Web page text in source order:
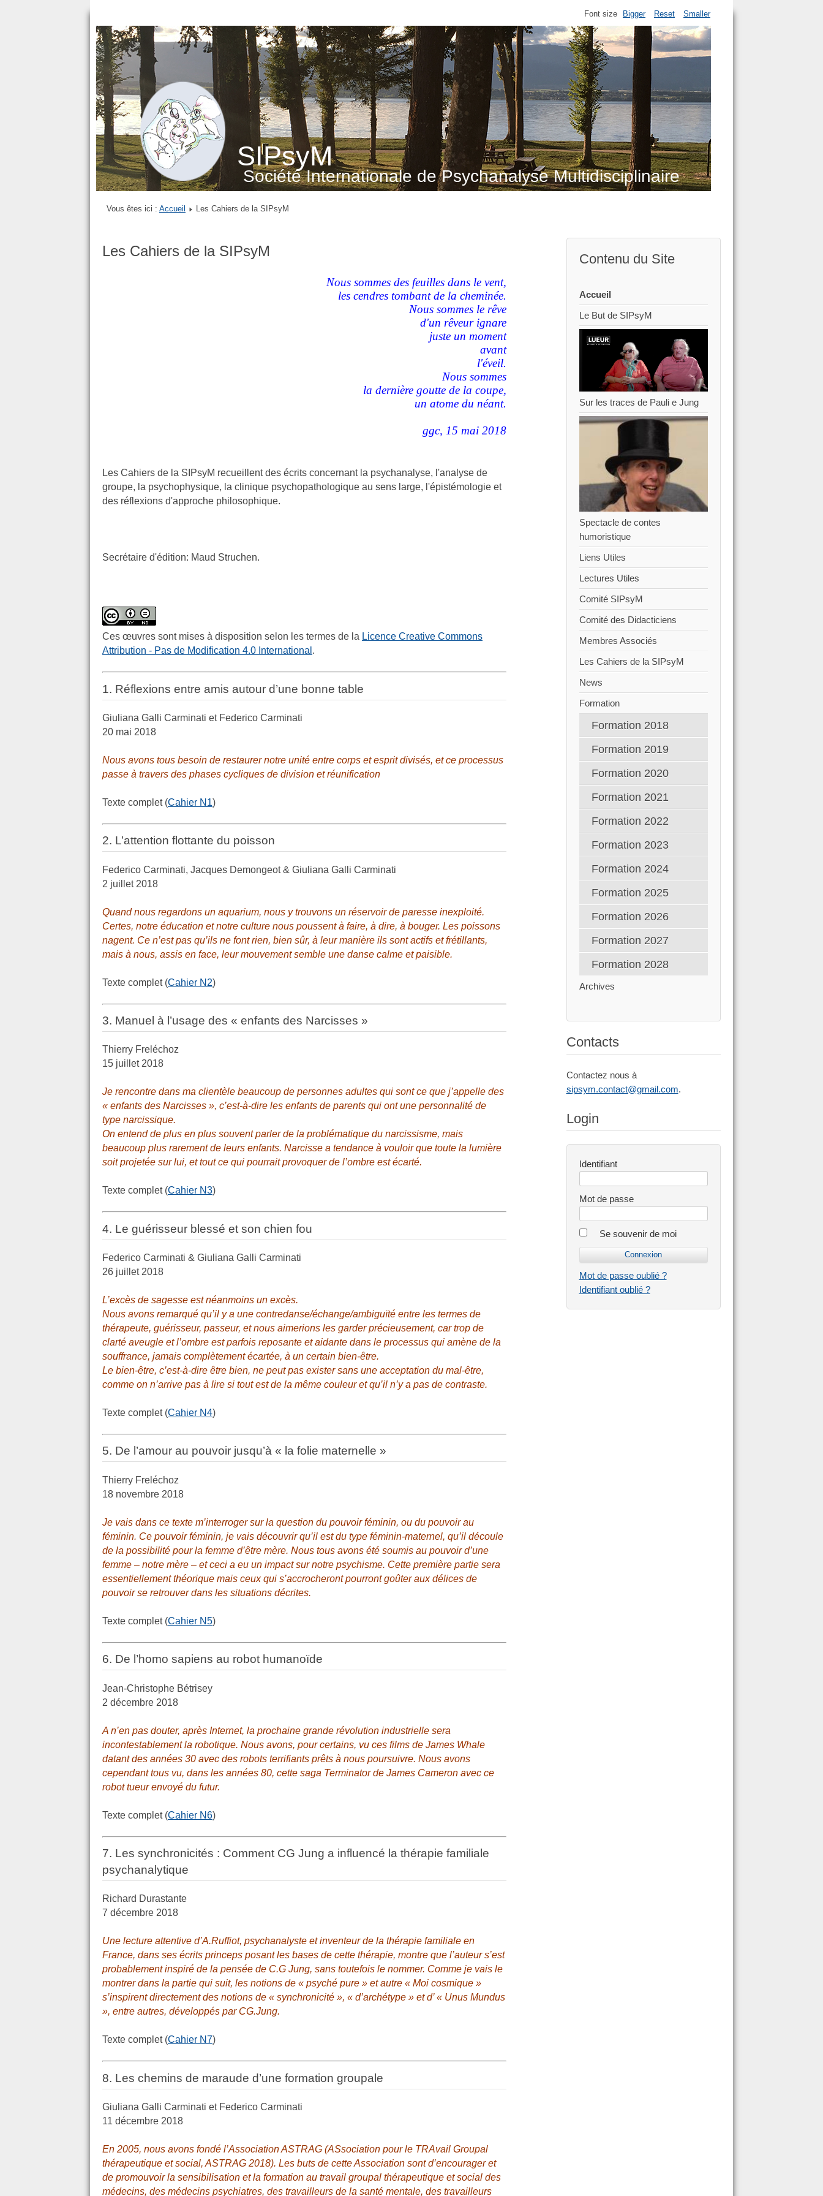
SIPsyM
Société Internationale de Psychanalyse Multidisciplinaire
Font size Bigger Reset Smaller
Vous êtes ici : Accueil Les Cahiers de la SIPsyM
Les Cahiers de la SIPsyM
Nous sommes des feuilles dans le vent,
les cendres tombant de la cheminée.
Nous sommes le rêve
d'un rêveur ignare
juste un moment
avant
l'éveil.
Nous sommes
la dernière goutte de la coupe,
un atome du néant.
ggc, 15 mai 2018
Les Cahiers de la SIPsyM recueillent des écrits concernant la psychanalyse, l'analyse de
groupe, la psychophysique, la clinique psychopathologique au sens large, l'épistémologie et
des réflexions d'approche philosophique.
Secrétaire d'édition: Maud Struchen.
Ces œuvres sont mises à disposition selon les termes de la Licence Creative Commons
Attribution - Pas de Modification 4.0 International .
1. Réflexions entre amis autour d’une bonne table
Giuliana Galli Carminati et Federico Carminati
20 mai 2018
Nous avons tous besoin de restaurer notre unité entre corps et esprit divisés, et ce processus
passe à travers des phases cycliques de division et réunification
Texte complet (Cahier N1)
2. L’attention flottante du poisson
Federico Carminati, Jacques Demongeot & Giuliana Galli Carminati
2 juillet 2018
Quand nous regardons un aquarium, nous y trouvons un réservoir de paresse inexploité.
Certes, notre éducation et notre culture nous poussent à faire, à dire, à bouger. Les poissons
nagent. Ce n’est pas qu’ils ne font rien, bien sûr, à leur manière ils sont actifs et frétillants,
mais à nous, assis en face, leur mouvement semble une danse calme et paisible.
Texte complet (Cahier N2)
3. Manuel à l’usage des « enfants des Narcisses »
Thierry Freléchoz
15 juillet 2018
Je rencontre dans ma clientèle beaucoup de personnes adultes qui sont ce que j’appelle des
« enfants des Narcisses », c’est-à-dire les enfants de parents qui ont une personnalité de
type narcissique.
On entend de plus en plus souvent parler de la problématique du narcissisme, mais
beaucoup plus rarement de leurs enfants. Narcisse a tendance à vouloir que toute la lumière
soit projetée sur lui, et tout ce qui pourrait provoquer de l’ombre est écarté.
Texte complet (Cahier N3)
4. Le guérisseur blessé et son chien fou
Federico Carminati & Giuliana Galli Carminati
26 juillet 2018
L’excès de sagesse est néanmoins un excès.
Nous avons remarqué qu’il y a une contredanse/échange/ambiguïté entre les termes de
thérapeute, guérisseur, passeur, et nous aimerions les garder précieusement, car trop de
clarté aveugle et l’ombre est parfois reposante et aidante dans le processus qui amène de la
souffrance, jamais complètement écartée, à un certain bien-être.
Le bien-être, c’est-à-dire être bien, ne peut pas exister sans une acceptation du mal-être,
comme on n’arrive pas à lire si tout est de la même couleur et qu’il n’y a pas de contraste.
Texte complet (Cahier N4)
5. De l’amour au pouvoir jusqu’à « la folie maternelle »
Thierry Freléchoz
18 novembre 2018
Je vais dans ce texte m’interroger sur la question du pouvoir féminin, ou du pouvoir au
féminin. Ce pouvoir féminin, je vais découvrir qu’il est du type féminin-maternel, qu’il découle
de la possibilité pour la femme d’être mère. Nous tous avons été soumis au pouvoir d’une
femme – notre mère – et ceci a eu un impact sur notre psychisme. Cette première partie sera
essentiellement théorique mais ceux qui s’accrocheront pourront goûter aux délices de
pouvoir se retrouver dans les situations décrites.
Texte complet (Cahier N5)
6. De l’homo sapiens au robot humanoïde
Jean-Christophe Bétrisey
2 décembre 2018
A n’en pas douter, après Internet, la prochaine grande révolution industrielle sera
incontestablement la robotique. Nous avons, pour certains, vu ces films de James Whale
datant des années 30 avec des robots terrifiants prêts à nous poursuivre. Nous avons
cependant tous vu, dans les années 80, cette saga Terminator de James Cameron avec ce
robot tueur envoyé du futur.
Texte complet (Cahier N6)
7. Les synchronicités : Comment CG Jung a influencé la thérapie familiale
psychanalytique
Richard Durastante
7 décembre 2018
Une lecture attentive d’A.Ruffiot, psychanalyste et inventeur de la thérapie familiale en
France, dans ses écrits princeps posant les bases de cette thérapie, montre que l’auteur s’est
probablement inspiré de la pensée de C.G Jung, sans toutefois le nommer. Comme je vais le
montrer dans la partie qui suit, les notions de « psyché pure » et autre « Moi cosmique »
s’inspirent directement des notions de « synchronicité », « d’archétype » et d’ « Unus Mundus
», entre autres, développés par CG.Jung.
Texte complet (Cahier N7)
8. Les chemins de maraude d’une formation groupale
Giuliana Galli Carminati et Federico Carminati
11 décembre 2018
En 2005, nous avons fondé l’Association ASTRAG (ASsociation pour le TRAvail Groupal
thérapeutique et social, ASTRAG 2018). Les buts de cette Association sont d’encourager et
de promouvoir la sensibilisation et la formation au travail groupal thérapeutique et social des
médecins, des médecins psychiatres, des travailleurs de la santé mentale, des travailleurs
Contenu du Site
Accueil
Le But de SIPsyM
Sur les traces de Pauli e Jung
Spectacle de contes
humoristique
Liens Utiles
Lectures Utiles
Comité SIPsyM
Comité des Didacticiens
Membres Associés
Les Cahiers de la SIPsyM
News
Formation
Formation 2018
Formation 2019
Formation 2020
Formation 2021
Formation 2022
Formation 2023
Formation 2024
Formation 2025
Formation 2026
Formation 2027
Formation 2028
Archives
Contacts
Contactez nous à
sipsym.contact@gmail.com.
Login
Identifiant
Mot de passe
Se souvenir de moi
Mot de passe oublié ?
Identifiant oublié ?